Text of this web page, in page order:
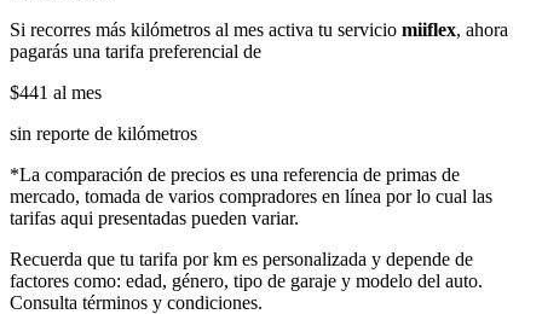
Si recorres más kilómetros al mes activa tu servicio miiflex, ahora
pagarás una tarifa preferencial de
$441 al mes
sin reporte de kilómetros
*La comparación de precios es una referencia de primas de
mercado, tomada de varios compradores en línea por lo cual las
tarifas aqui presentadas pueden variar.
Recuerda que tu tarifa por km es personalizada y depende de
factores como: edad, género, tipo de garaje y modelo del auto.
Consulta términos y condiciones.